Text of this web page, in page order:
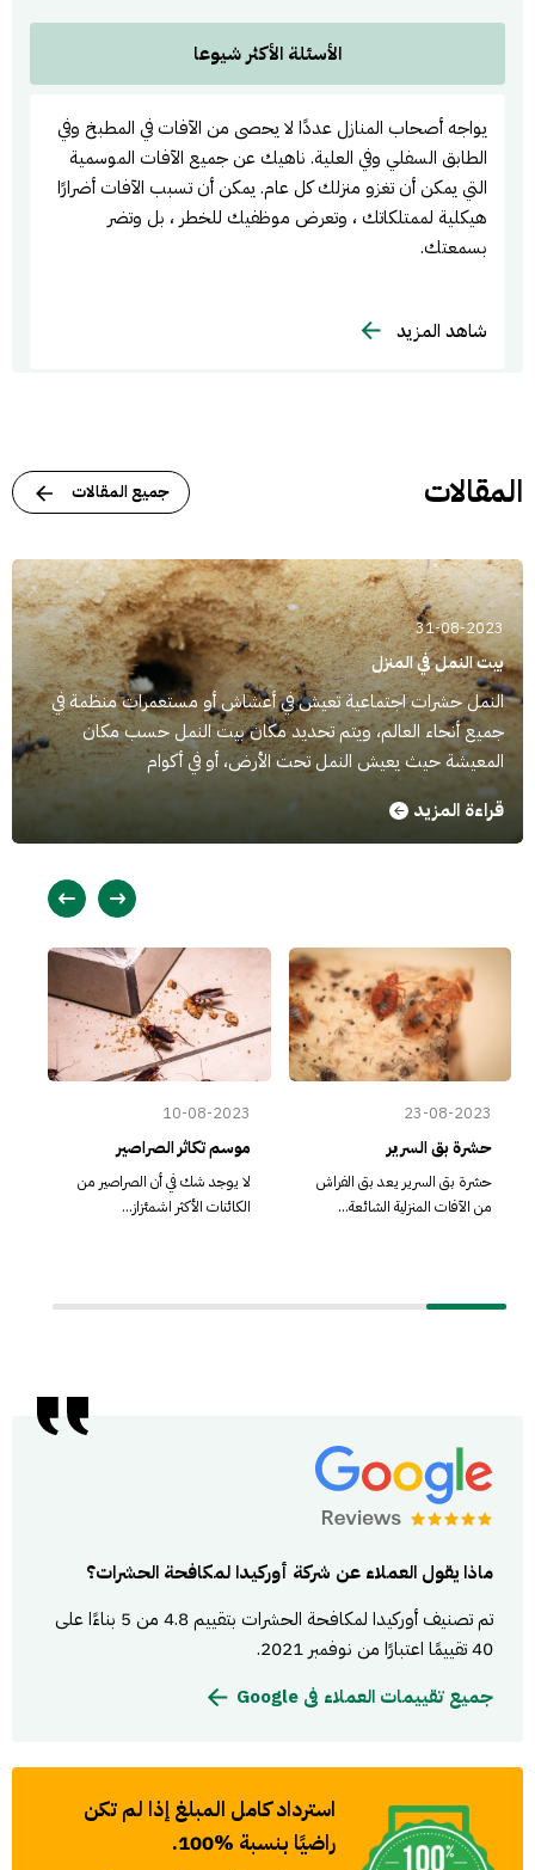
الأسئلة الأكثر شيوعا
يواجه أصحاب المنازل عددًا لا يحصى من الآفات في المطبخ وفي
الطابق السفلي وفي العلية. ناهيك عن جميع الآفات الموسمية
التي يمكن أن تغزو منزلك كل عام. يمكن أن تسبب الآفات أضرارًا
هيكلية لممتلكاتك ، وتعرض موظفيك للخطر ، بل وتضر
بسمعتك.
شاهد المزيد
المقالات جميع المقالات
31-08-2023
بيت النمل في المنزل
النمل حشرات اجتماعية تعيش في أعشاش أو مستعمرات منظمة في
جميع أنحاء العالم، ويتم تحديد مكان بيت النمل حسب مكان
المعيشة حيث يعيش النمل تحت الأرض، أو في أكوام
قراءة المزيد
23-08-2023
حشرة بق السرير
حشرة بق السرير يعد بق الفراش
من الآفات المنزلية الشائعة...
10-08-2023
موسم تكاثر الصراصير
لا يوجد شك في أن الصراصير من
الكائنات الأكثر اشمئزاز...
ماذا يقول العملاء عن شركة أوركيدا لمكافحة الحشرات؟
تم تصنيف أوركيدا لمكافحة الحشرات بتقييم 4.8 من 5 بناءًا على
40 تقييمًا اعتبارًا من نوفمبر 2021.
جميع تقييمات العملاء فى Google
استرداد كامل المبلغ إذا لم تكن
راضيًا بنسبة %100.